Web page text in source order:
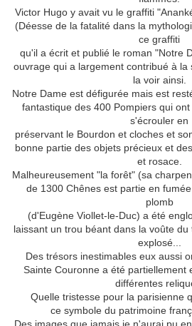
Victor Hugo y avait vu le graffiti
(Déesse de la fatalité dans la
ce graffiti
qu'il a écrit et publié le roman "Notre
ouvrage qui a largement contribué à la
la voir ainsi.
Notre Dame est défigurée mais est
fantastique des 400 Pompiers qui
s'écrouler en
préservant le Bourdon et cloches et
bonne partie des objets précieux et
et rosace.
Malheureusement "la forêt" (sa
de 1300 Chênes est partie en
plomb
(d'Eugène Viollet-le-Duc) a été
laissant un trou béant dans la voûte
explosé...
Des trésors inestimables eux aussi
Sainte Couronne a été partiellement
différentes
Quelle tristesse pour la parisienne
ce symbole du patrimoine